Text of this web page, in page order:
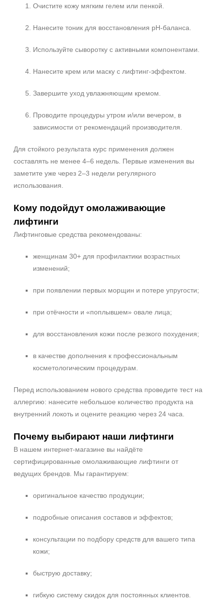
Очистите кожу мягким гелем или пенкой.
Нанесите тоник для восстановления pH-баланса.
Используйте сыворотку с активными компонентами.
Нанесите крем или маску с лифтинг-эффектом.
Завершите уход увлажняющим кремом.
Проводите процедуры утром и/или вечером, в
зависимости от рекомендаций производителя.
Для стойкого результата курс применения должен
составлять не менее 4–6 недель. Первые изменения вы
заметите уже через 2–3 недели регулярного
использования.
Кому подойдут омолаживающие
лифтинги
Лифтинговые средства рекомендованы:
женщинам 30+ для профилактики возрастных
изменений;
при появлении первых морщин и потере упругости;
при отёчности и «поплывшем» овале лица;
для восстановления кожи после резкого похудения;
в качестве дополнения к профессиональным
косметологическим процедурам.
Перед использованием нового средства проведите тест на
аллергию: нанесите небольшое количество продукта на
внутренний локоть и оцените реакцию через 24 часа.
Почему выбирают наши лифтинги
В нашем интернет‑магазине вы найдёте
сертифицированные омолаживающие лифтинги от
ведущих брендов. Мы гарантируем:
оригинальное качество продукции;
подробные описания составов и эффектов;
консультации по подбору средств для вашего типа
кожи;
быструю доставку;
гибкую систему скидок для постоянных клиентов.